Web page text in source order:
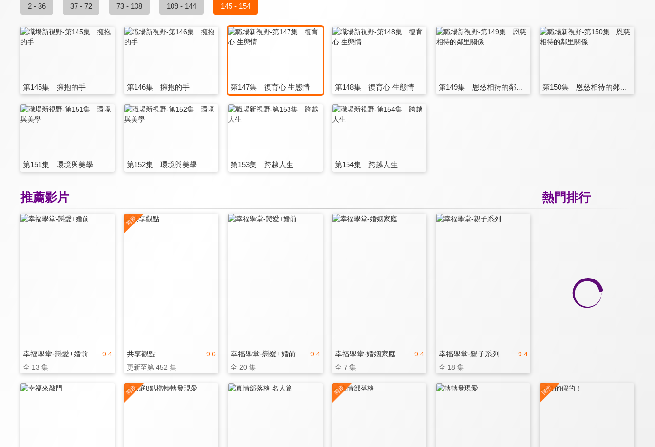
2 - 36 37 - 72 73 - 108 109 - 144 145 - 154
第145集 擁抱的手 第146集 擁抱的手 第147集 復育心 生態情 第148集 復育心 生態情 第149集 恩慈相待的鄰里關係 第150集 恩慈相待的鄰里關係
第151集 環境與美學 第152集 環境與美學 第153集 跨越人生 第154集 跨越人生
熱門排行
推薦影片
9.4
幸福學堂-戀愛+婚前
全 13 集
9.6
共享觀點
更新至第 452 集
9.4
幸福學堂-戀愛+婚前
全 20 集
9.4
幸福學堂-婚姻家庭
全 7 集
9.4
幸福學堂-親子系列
全 18 集